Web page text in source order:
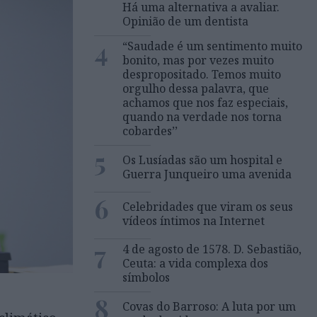
Há uma alternativa a avaliar.
Opinião de um dentista
4
“Saudade é um sentimento muito
bonito, mas por vezes muito
despropositado. Temos muito
orgulho dessa palavra, que
achamos que nos faz especiais,
quando na verdade nos torna
cobardes’’
5
Os Lusíadas são um hospital e
Guerra Junqueiro uma avenida
6
Celebridades que viram os seus
vídeos íntimos na Internet
7
4 de agosto de 1578. D. Sebastião,
Ceuta: a vida complexa dos
símbolos
8
Covas do Barroso: A luta por um